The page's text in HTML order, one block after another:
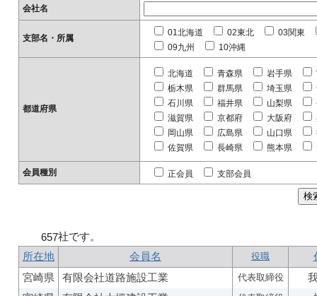
会社名
支部名・所属
01北海道 02東北
03関東
09九州
10沖縄
都道府県
北海道 青森県 岩手県
栃木県
群馬県 埼玉県
石川県
福井県 山梨県
滋賀県
京都府 大阪府
岡山県
広島県 山口県
佐賀県
長崎県 熊本県
会員種別 正会員 支部会員
657社です。
所在地
会員名 役職
宮崎県
有限会社道路施設工業 代表取締役